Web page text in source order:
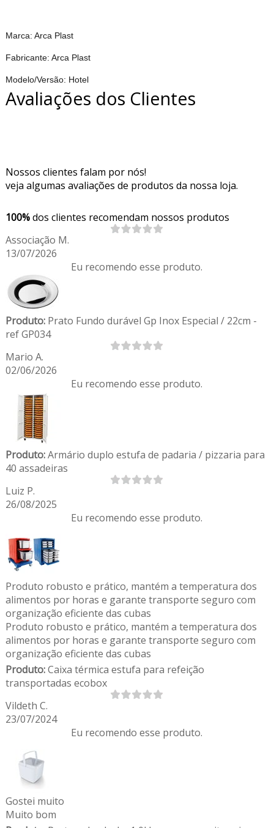
Marca: Arca Plast
Fabricante: Arca Plast
Modelo/Versão: Hotel
Avaliações dos Clientes
Nossos clientes falam por nós!
veja algumas avaliações de produtos da nossa loja.
100%dos clientes recomendam nossos produtos
Associação M.
13/07/2026
Eu recomendo esse produto.
Produto:Prato Fundo durável Gp Inox Especial / 22cm -
ref GP034
Mario A.
02/06/2026
Eu recomendo esse produto.
Produto:Armário duplo estufa de padaria / pizzaria para
40 assadeiras
Luiz P.
26/08/2025
Eu recomendo esse produto.
Produto robusto e prático, mantém a temperatura dos
alimentos por horas e garante transporte seguro com
organização eficiente das cubas
Produto robusto e prático, mantém a temperatura dos
alimentos por horas e garante transporte seguro com
organização eficiente das cubas
Produto:Caixa térmica estufa para refeição
transportadas ecobox
Vildeth C.
23/07/2024
Eu recomendo esse produto.
Gostei muito
Muito bom